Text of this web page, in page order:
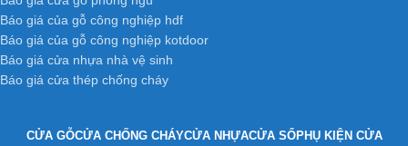
Báo giá của gỗ công nghiệp hdf
Báo giá của gỗ công nghiệp kotdoor
Báo giá cửa nhựa nhà vệ sinh
Báo giá cửa thép chống cháy
CỬA GỖCỬA CHỐNG CHÁYCỬA NHỰACỬA SỔPHỤ KIỆN CỬA